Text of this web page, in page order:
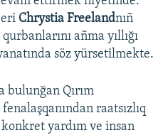
Chrystia Freelandnıñ
añma yıllığı
söz yürsetilmekte.
bulunğan Qırım
raatsızlıq
konkret yardım ve insan